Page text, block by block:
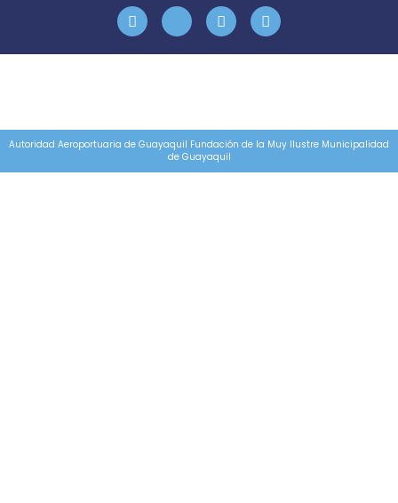
Autoridad Aeroportuaria de Guayaquil Fundación de la Muy Ilustre Municipalidad
de Guayaquil